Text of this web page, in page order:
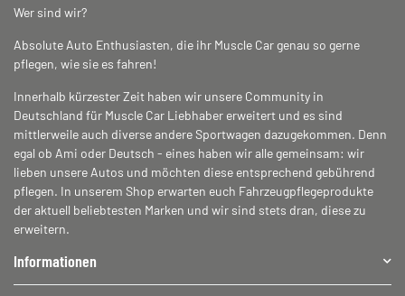
Wer sind wir?
Absolute Auto Enthusiasten, die ihr Muscle Car genau so gerne
pflegen, wie sie es fahren!
Innerhalb kürzester Zeit haben wir unsere Community in
Deutschland für Muscle Car Liebhaber erweitert und es sind
mittlerweile auch diverse andere Sportwagen dazugekommen. Denn
egal ob Ami oder Deutsch - eines haben wir alle gemeinsam: wir
lieben unsere Autos und möchten diese entsprechend gebührend
pflegen. In unserem Shop erwarten euch Fahrzeugpflegeprodukte
der aktuell beliebtesten Marken und wir sind stets dran, diese zu
erweitern.
Informationen